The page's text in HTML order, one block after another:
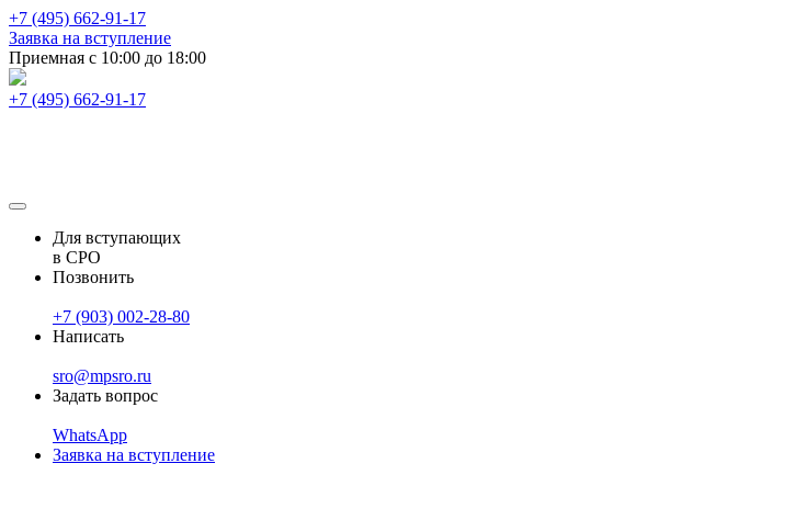
+7 (495) 662-91-17
Заявка на вступление
Приемная с 10:00 до 18:00
+7 (495) 662-91-17
Для вступающих
в СРО
Позвонить
+7 (903) 002-28-80
Написать
sro@mpsro.ru
Задать вопрос
WhatsApp
Заявка на вступление